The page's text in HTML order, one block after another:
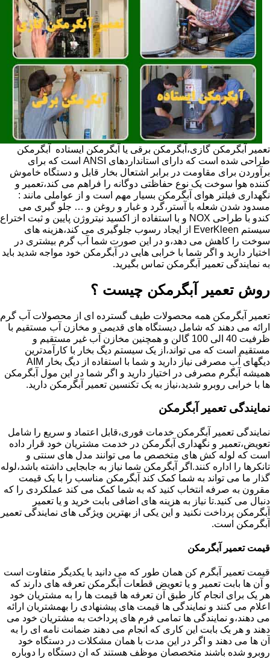
تعمیر آبگرمکن گازی،آبگرمکن برقی یا آبگرمکن ایستاده ​ آبگرمکن
طراحی شده است که دارای استانداردهای ANSI است که برای
برآوردن برای مقاومت در برابر اشتعال بخار قابل و دستگاه خاموش
کننده هوا سوخت یک نوع حفاظتی دوگانه را فراهم می کند،تعمیر و
نگهداری فیلتر هوای آبگرمکن بسیار مهم است و از عواملی مانند :
مسدود شدن شعله با آستر،گرد و غبار و روغن و … جلو گیری می
کندو با طراحی NOX و با استفاده از اکسید نیتروژن پایین و ثبت اختراع
سیستم EverKleen از ایجاد رسوب جلوگیری می کند،هزینه های
سوخت را کاهش می دهد،و در این صورت شما آب گرم بیشتری در
اختیار دارید و اگر شما با خرابی هایی در آبگرمکن خود مواجه شدید باید
به نمایندگی تعمیر آبگرمکن تماس بگیرید.
روش تعمیر آبگرمکن چیست ؟
تعمیر آبگرمکن همه محصولات طیف گسترده ای از محصولات آب گرم
ارائه می دهند که شامل دیستگاه های قدیمی و مخازن آب مستقیم با
ظرفیت 40 الی 100 گالن و همچنین مخازن آب غیر مستقیم و
مستقیم است که می تواند،از یک سیستم دیگ بخار با کارآمدترین
دیگهای آب مصرفی نیاز دارید و شما با استفاده از دیگ بخار AIM
همیشه آبگرم مصرفی در اختیار دارید و اگر شما در این مول آبگرمکن
ها با خرابی روبرو شدید،نیاز به یک تکنسین تعمیر آبگرمکن دارید.
نمایندگی تعمیر آبگرمکن
نمایندگی تعمیر آبگرمکن خدمات فوری،قابل اعتماد و سریع را شامل
تعویض،تعمیر و نگهداری آبگرمکن در خدمت مشتریان خود قرار داده
است که لوله کش های متخصص ما می توانند مدل های سنتی و
تانکرها را اداره کنند.اگر آبگرمکن شما نیاز به جابجایی داشته باشد،لوله
گذار ما می تواند به شما کمک کند آبگرمکن مناسب را با یک قیمت
مقرون به صرفه انتخاب کنید که به شما کمک می کند عملکردی را که
دنبال می کنید.تا نیاز به هزینه های اضافی بابت خرید و یا تعمیر
آبگرمکن پرداخت نکنید و این یکی از بهترین ویژگی های نمایندگی تعمیر
آبگرمکن است.
قیمت تعمیر آبگرمکن
قیمت تعمیر آبگرم کن همان طور که می دانید با یکدیگر متفاوت است
و آن ها بابت تعمیر و یا تعویض قطعات آبگرمکن تعرفه های دارند که
هر یک برای انجام کار طبق آن تعرفه ها قیمت ها را به مشتریان خود
اعلام می کنند و نمایندگی ها قیمت های پیشنهادی را بهمشتریان ارائه
می دهند،و نمایندگی ها تمامی فرم های پرداخت به مشتریان خود می
دهند و هر یک بابت این کاری که انجام می دهند ضمانت نامه ای را به
آن ها می دهند و اگر در این مدت با همان مشکلات در دستگاه خود
روبرو شده باشند متخصصان موظف هستند که ان دستگاه را دوباره